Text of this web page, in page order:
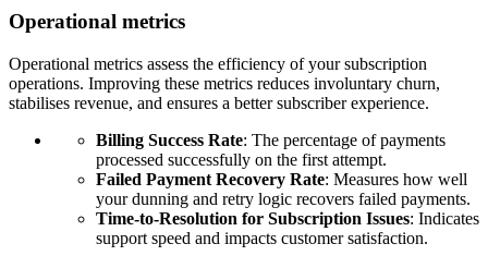
Operational metrics
Operational metrics assess the efficiency of your subscription
operations. Improving these metrics reduces involuntary churn,
stabilises revenue, and ensures a better subscriber experience.
Billing Success Rate: The percentage of payments
processed successfully on the first attempt.
Failed Payment Recovery Rate: Measures how well
your dunning and retry logic recovers failed payments.
Time-to-Resolution for Subscription Issues: Indicates
support speed and impacts customer satisfaction.